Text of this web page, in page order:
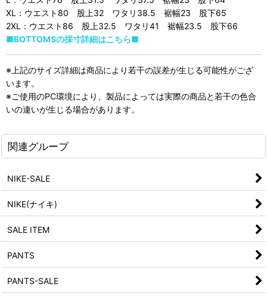
XL：ウエスト80 股上32 ワタリ38.5 裾幅23 股下65
2XL：ウエスト86 股上32.5 ワタリ41 裾幅23.5 股下66
■BOTTOMSの採寸詳細はこちら■
※上記のサイズ詳細は商品により若干の誤差が生じる可能性がござ
います。
※ご使用のPC環境により、製品によっては実際の商品と若干の色合
いの違いが生じる場合があります。
関連グループ
NIKE-SALE
NIKE(ナイキ)
SALE ITEM
PANTS
PANTS-SALE